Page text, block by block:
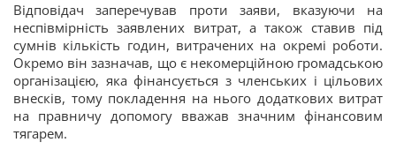
Відповідач заперечував проти заяви, вказуючи на
неспівмірність заявлених витрат, а також ставив під
сумнів кількість годин, витрачених на окремі роботи.
Окремо він зазначав, що є некомерційною громадською
організацією, яка фінансується з членських і цільових
внесків, тому покладення на нього додаткових витрат
на правничу допомогу вважав значним фінансовим
тягарем.